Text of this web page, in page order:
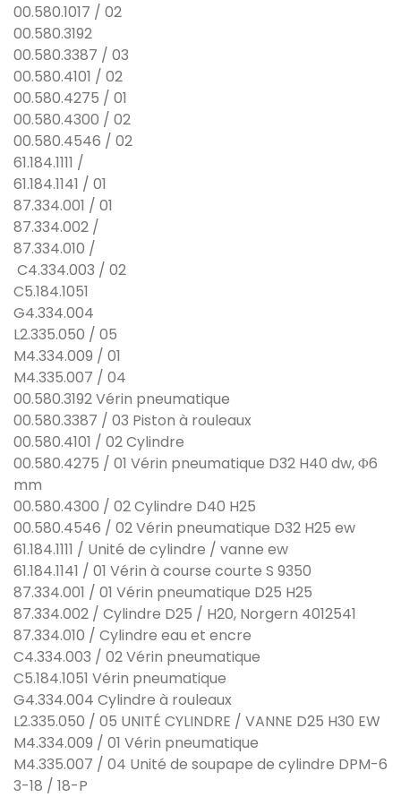
00.580.1017 / 02
00.580.3192
00.580.3387 / 03
00.580.4101 / 02
00.580.4275 / 01
00.580.4300 / 02
00.580.4546 / 02
61.184.1111 /
61.184.1141 / 01
87.334.001 / 01
87.334.002 /
87.334.010 /
C4.334.003 / 02
C5.184.1051
G4.334.004
L2.335.050 / 05
M4.334.009 / 01
M4.335.007 / 04
00.580.3192 Vérin pneumatique
00.580.3387 / 03 Piston à rouleaux
00.580.4101 / 02 Cylindre
00.580.4275 / 01 Vérin pneumatique D32 H40 dw, Φ6
mm
00.580.4300 / 02 Cylindre D40 H25
00.580.4546 / 02 Vérin pneumatique D32 H25 ew
61.184.1111 / Unité de cylindre / vanne ew
61.184.1141 / 01 Vérin à course courte S 9350
87.334.001 / 01 Vérin pneumatique D25 H25
87.334.002 / Cylindre D25 / H20, Norgern 4012541
87.334.010 / Cylindre eau et encre
C4.334.003 / 02 Vérin pneumatique
C5.184.1051 Vérin pneumatique
G4.334.004 Cylindre à rouleaux
L2.335.050 / 05 UNITÉ CYLINDRE / VANNE D25 H30 EW
M4.334.009 / 01 Vérin pneumatique
M4.335.007 / 04 Unité de soupape de cylindre DPM-6
3-18 / 18-P